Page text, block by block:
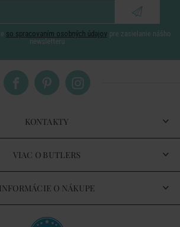
so spracovaním osobných údajov pre zasielanie nášho
newsletteru
KONTAKTY
VIAC O BUTLERS
INFORMÁCIE O NÁKUPE